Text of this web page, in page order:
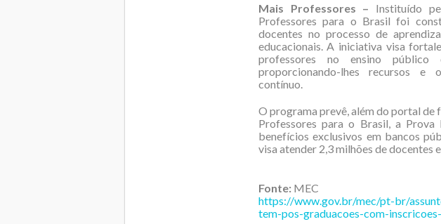
Mais Professores – Instituído
Professores para o Brasil foi
docentes no processo de
educacionais. A iniciativa visa
professores no ensino
proporcionando-lhes recursos e
contínuo.
O programa prevê, além do portal de
Professores para o Brasil, a
benefícios exclusivos em bancos
visa atender 2,3 milhões de docentes
Fonte: MEC
https://www.gov.br/mec/pt-br/
tem-pos-graduacoes-com-